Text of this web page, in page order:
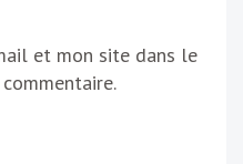
et mon site dans le